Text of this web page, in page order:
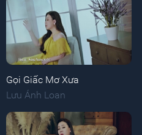
Gọi Giấc Mơ Xưa
Lưu Ánh Loan